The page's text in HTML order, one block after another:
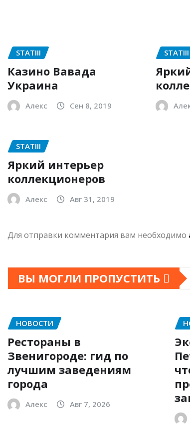
STATIII
Казино Вавада
Украина
Алекс Сен 8, 2019
STATIII
STATIII
Яркий интерьер
коллекционеров
Алекс Авг 31, 2019
Для отправки комментария вам необходимо
ВЫ МОГЛИ ПРОПУСТИТЬ
НОВОСТИ
Рестораны в
Звенигороде: гид по
лучшим заведениям
города
Алекс Авг 7, 2026